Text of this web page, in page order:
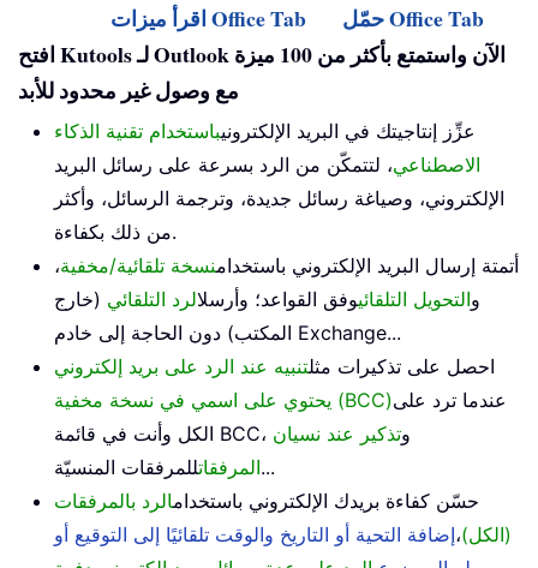
اقرأ ميزات Office Tab
حمّل Office Tab
افتح Kutools لـ Outlook الآن واستمتع بأكثر من 100 ميزة
مع وصول غير محدود للأبد
عزِّز إنتاجيتك في البريد الإلكترونيباستخدام تقنية الذكاء
الاصطناعي، لتتمكّن من الرد بسرعة على رسائل البريد
الإلكتروني، وصياغة رسائل جديدة، وترجمة الرسائل، وأكثر
من ذلك بكفاءة.
أتمتة إرسال البريد الإلكتروني باستخدامنسخة تلقائية/مخفية،
والتحويل التلقائيوفق القواعد؛ وأرسلالرد التلقائي (خارج
المكتب) دون الحاجة إلى خادم Exchange...
احصل على تذكيرات مثلتنبيه عند الرد على بريد إلكتروني
يحتوي على اسمي في نسخة مخفية (BCC)عندما ترد على
الكل وأنت في قائمة BCC، وتذكير عند نسيان
المرفقاتللمرفقات المنسيّة...
حسّن كفاءة بريدك الإلكتروني باستخدامالرد بالمرفقات
(الكل)،إضافة التحية أو التاريخ والوقت تلقائيًا إلى التوقيع أو